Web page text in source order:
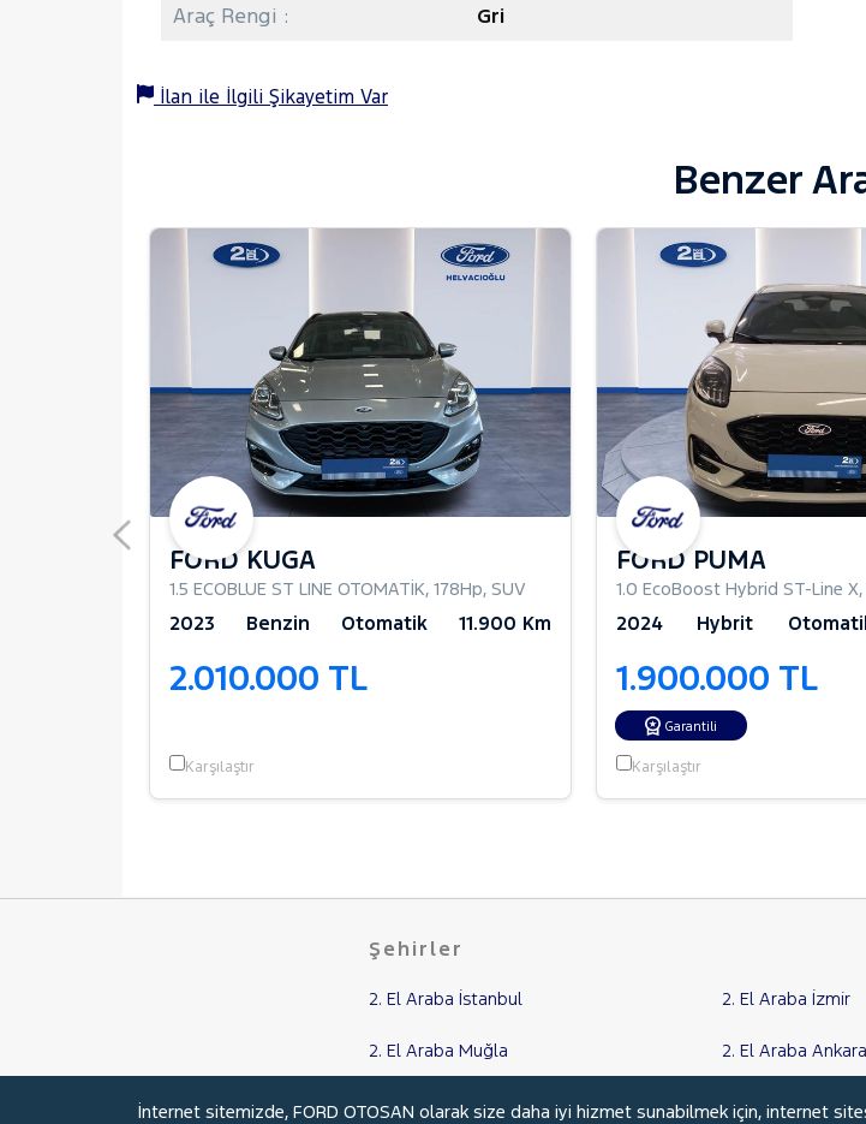
Araç Rengi :
Gri
İlan ile İlgili Şikayetim Var
Benzer
FORD KUGA
1.5 ECOBLUE ST LINE OTOMATİK, 178Hp, SUV
2023 Benzin Otomatik 11.900 Km
2.010.000 TL
Karşılaştır
FORD PUMA
1.0 EcoBoost Hybrid ST-Line X,
2024 Hybrit
1.900.000 TL
Garantili
Karşılaştır
Şehirler
2. El Araba İstanbul 2. El Araba İzmir
2. El Araba Muğla 2. El Araba Ankara
2. El Araba Balıkesir 2. El Araba Adana
İnternet sitemizde, FORD OTOSAN olarak size daha iyi hizmet sunabilmek için, internet